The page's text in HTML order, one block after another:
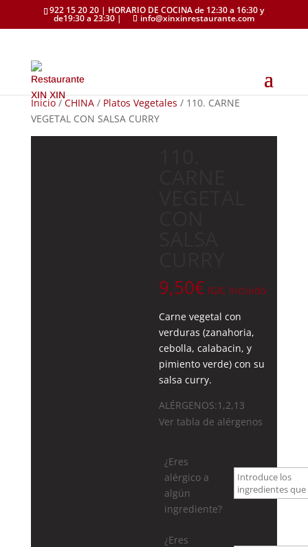
922 15 20 20 | HORARIO DE COCINA de 12:30 a 16:30 y
de19:30 a 23:30 | info@xinxinrestaurante.com
Inicio/CHINA/ Platos Vegetales / 110. CARNE
VEGETAL CON SALSA CURRY
9,50€ IGIC incluido
Carne vegetal con
verduras (zanahoria,
cebolla, calabacin, y
pimiento verde) con su
salsa curry.
ALÉRGENOS:1,2,13
Ver tabla de alérgenos
¿Eres
alérgico a
algún
ingrediente?
¿Eres